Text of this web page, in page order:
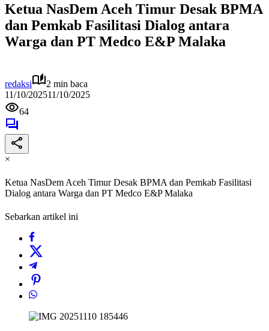
Ketua NasDem Aceh Timur Desak BPMA
dan Pemkab Fasilitasi Dialog antara
Warga dan PT Medco E&P Malaka
redaksi
2 min baca
11/10/202511/10/2025
64
×
Ketua NasDem Aceh Timur Desak BPMA dan Pemkab Fasilitasi
Dialog antara Warga dan PT Medco E&P Malaka
Sebarkan artikel ini